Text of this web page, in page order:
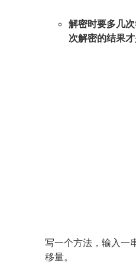
解密时要多几
次解密的结果才
写一个方法，输入一
移量。